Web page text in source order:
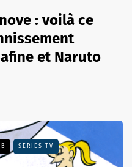
: voilà ce
et Naruto
SÉRIES TV